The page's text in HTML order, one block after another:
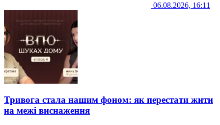
06.08.2026, 16:11
Тривога стала нашим фоном: як перестати жити
на межі виснаження